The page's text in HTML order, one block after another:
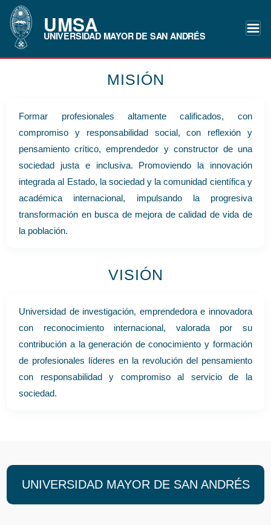
UMSA
UNIVERSIDAD MAYOR DE SAN ANDRÉS
MISIÓN
Formar profesionales altamente calificados, con
compromiso y responsabilidad social, con reflexión y
pensamiento crítico, emprendedor y constructor de una
sociedad justa e inclusiva. Promoviendo la innovación
integrada al Estado, la sociedad y la comunidad científica y
académica internacional, impulsando la progresiva
transformación en busca de mejora de calidad de vida de
la población.
VISIÓN
Universidad de investigación, emprendedora e innovadora
con reconocimiento internacional, valorada por su
contribución a la generación de conocimiento y formación
de profesionales líderes en la revolución del pensamiento
con responsabilidad y compromiso al servicio de la
sociedad.
UNIVERSIDAD MAYOR DE SAN ANDRÉS